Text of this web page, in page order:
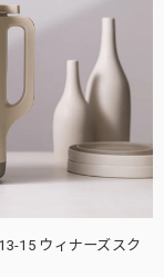
15 ウィナーズスク